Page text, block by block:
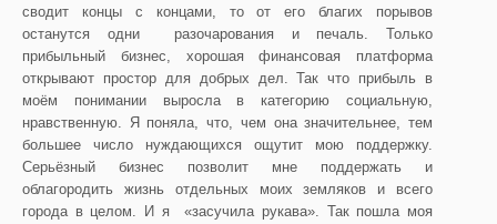
сводит концы с концами, то от его благих порывов
останутся одни разочарования и печаль. Только
прибыльный бизнес, хорошая финансовая платформа
открывают простор для добрых дел. Так что прибыль в
моём понимании выросла в категорию социальную,
нравственную. Я поняла, что, чем она значительнее, тем
большее число нуждающихся ощутит мою поддержку.
Серьёзный бизнес позволит мне поддержать и
облагородить жизнь отдельных моих земляков и всего
города в целом. И я «засучила рукава». Так пошла моя